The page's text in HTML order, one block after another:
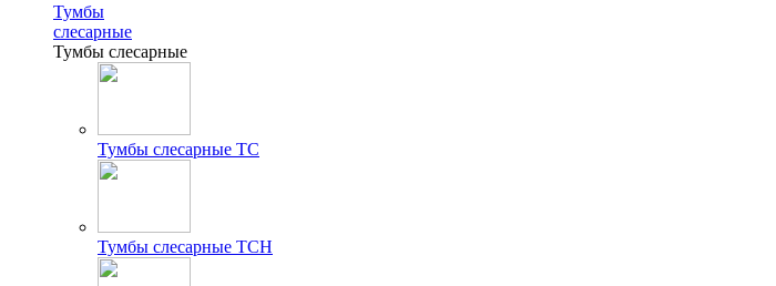
Тумбы
слесарные
Тумбы слесарные
Тумбы слесарные ТС
Тумбы слесарные ТСН